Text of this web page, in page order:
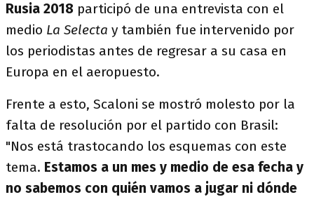
Rusia 2018 participó de una entrevista con el
medio La Selecta y también fue intervenido por
los periodistas antes de regresar a su casa en
Europa en el aeropuesto.
Frente a esto, Scaloni se mostró molesto por la
falta de resolución por el partido con Brasil:
"Nos está trastocando los esquemas con este
tema. Estamos a un mes y medio de esa fecha y
no sabemos con quién vamos a jugar ni dónde